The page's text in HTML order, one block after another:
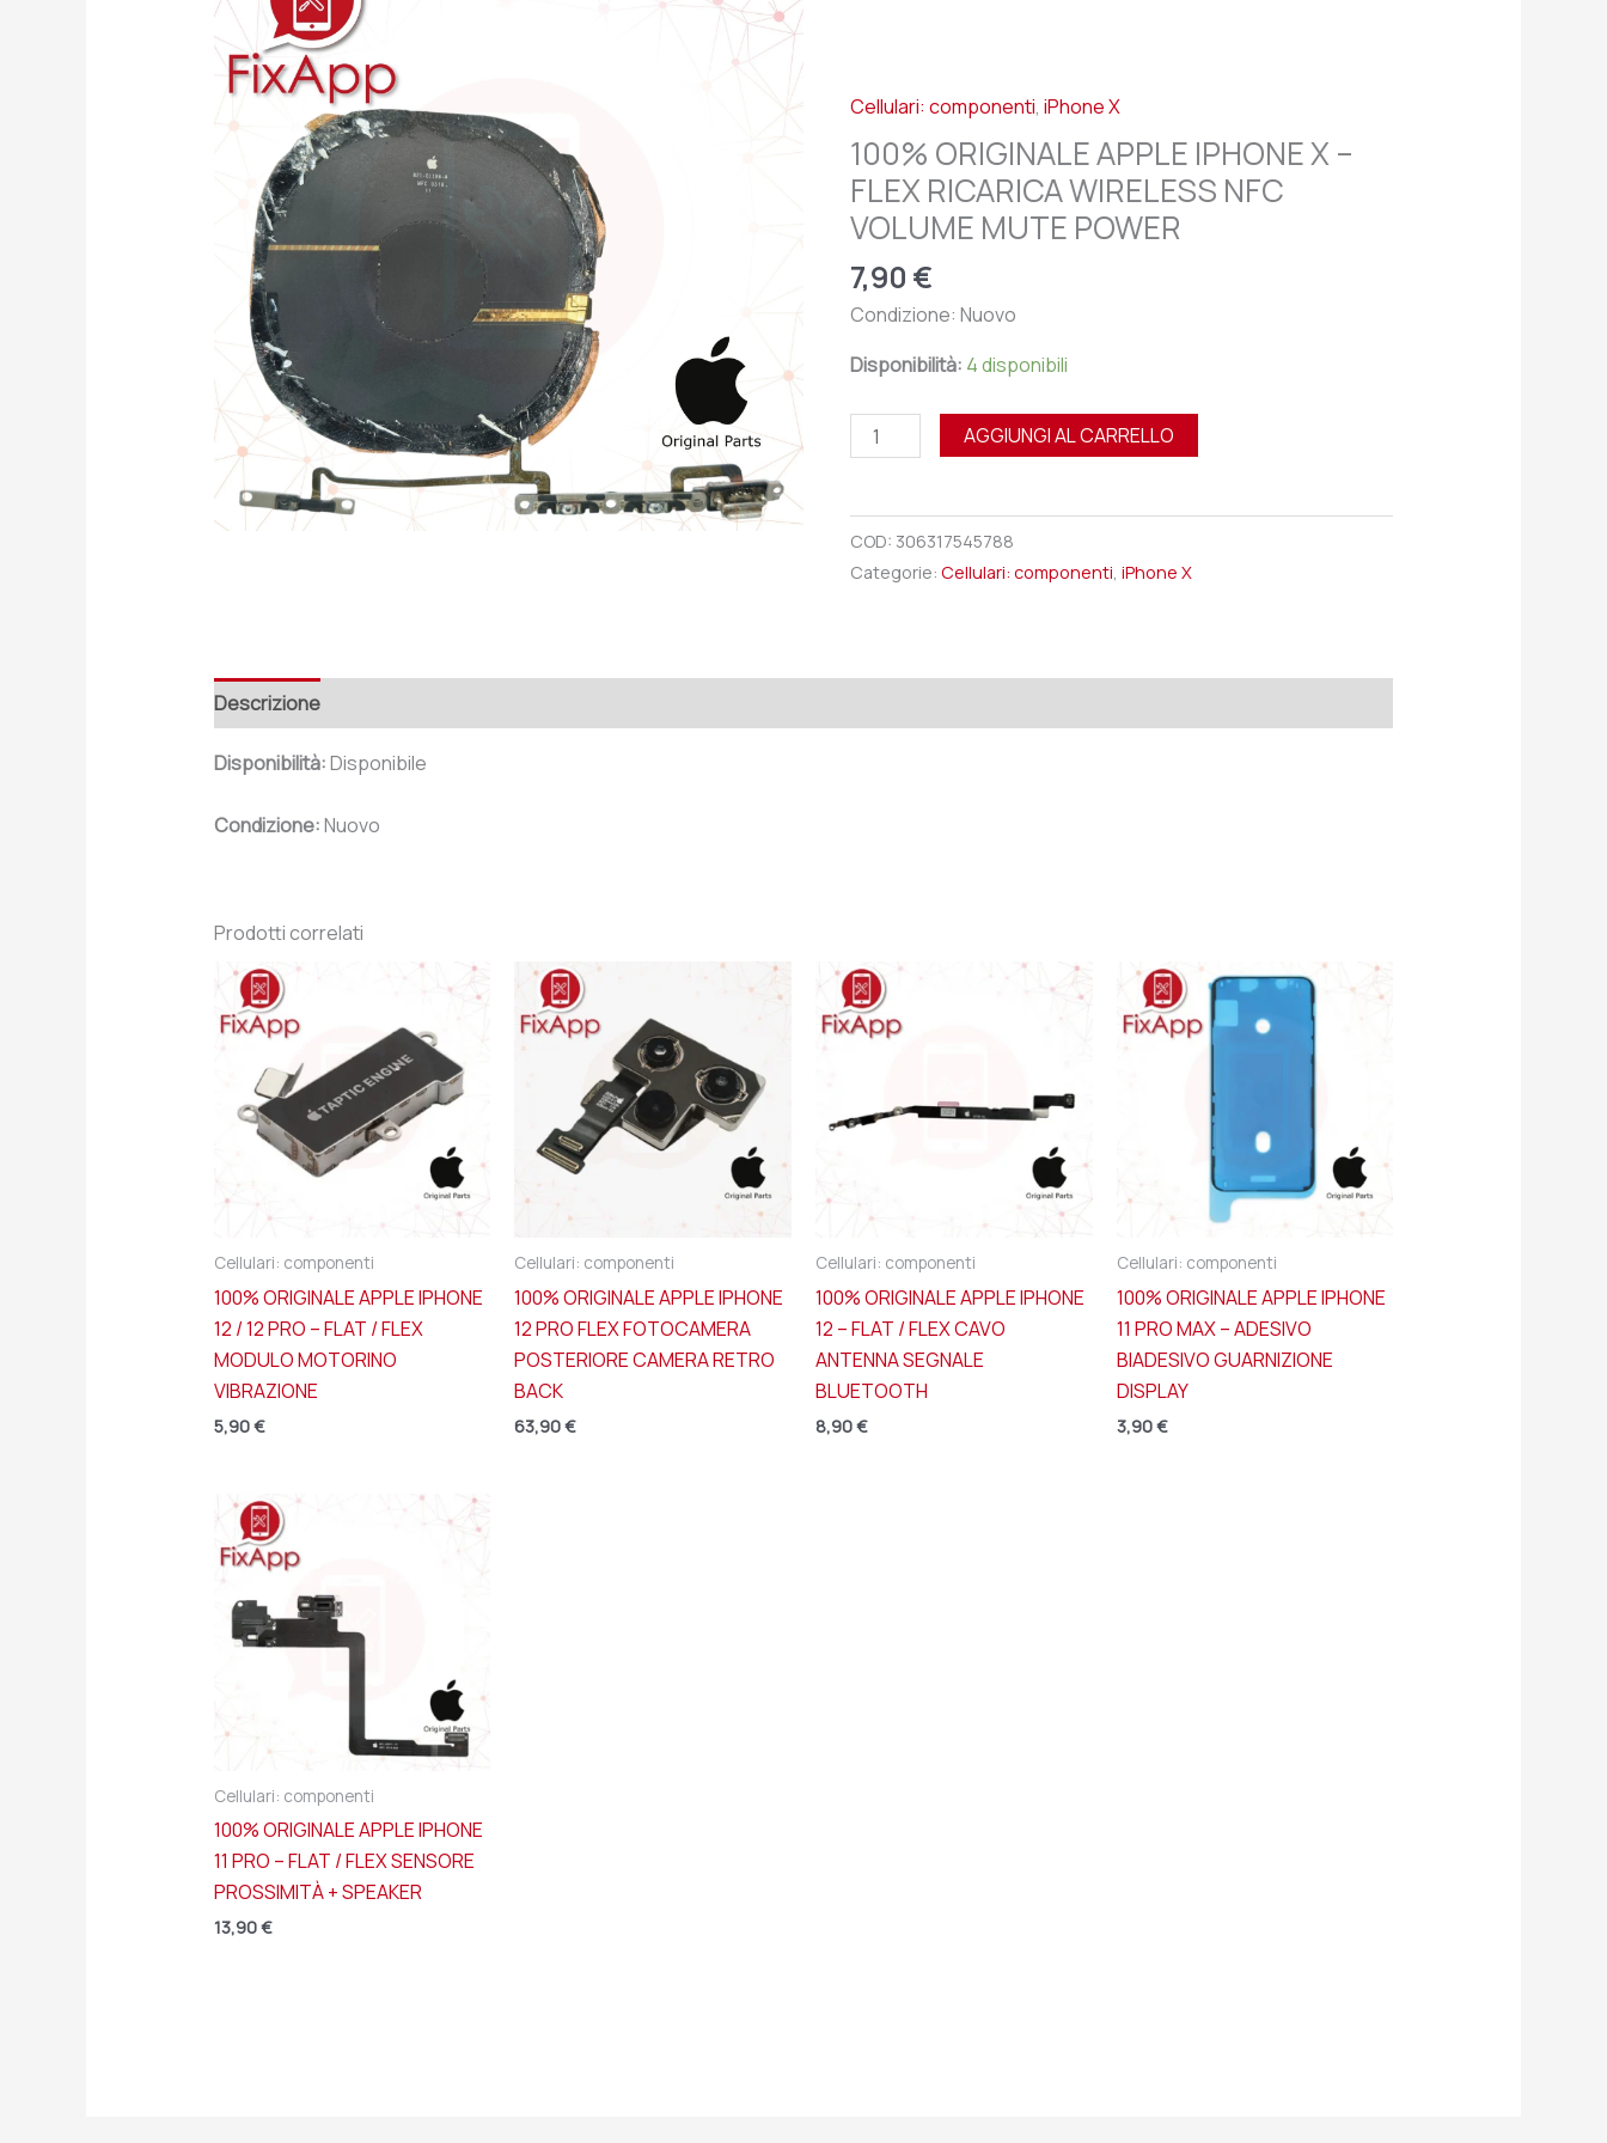
Cellulari: componenti,iPhone X
100% ORIGINALE APPLE IPHONE X –
FLEX RICARICA WIRELESS NFC
VOLUME MUTE POWER
7,90 €
Condizione: Nuovo
Disponibilità: 4 disponibili
-
FLEX
RICARICA
WIRELESS
NFC
VOLUME
MUTE
POWER
quantità
AGGIUNGI AL CARRELLO
COD: 306317545788
Categorie:Cellulari: componenti ,iPhone X
Descrizione
Disponibilità:Disponibile
Condizione:Nuovo
Prodotti correlati
Cellulari: componenti
100% ORIGINALE APPLE IPHONE
12 / 12 PRO – FLAT / FLEX
MODULO MOTORINO
VIBRAZIONE
5,90€
Cellulari: componenti
100% ORIGINALE APPLE IPHONE
12 PRO FLEX FOTOCAMERA
POSTERIORE CAMERA RETRO
BACK
63,90€
Cellulari: componenti
100% ORIGINALE APPLE IPHONE
12 – FLAT / FLEX CAVO
ANTENNA SEGNALE
BLUETOOTH
8,90€
Cellulari: componenti
100% ORIGINALE APPLE IPHONE
11 PRO MAX – ADESIVO
BIADESIVO GUARNIZIONE
DISPLAY
3,90€
Cellulari: componenti
100% ORIGINALE APPLE IPHONE
11 PRO – FLAT / FLEX SENSORE
PROSSIMITÀ + SPEAKER
13,90€